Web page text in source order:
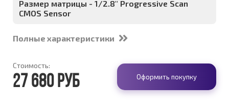
Размер матрицы - 1/2.8" Progressive Scan
CMOS Sensor
Полные характеристики
Стоимость:
27 680 руб Оформить покупку